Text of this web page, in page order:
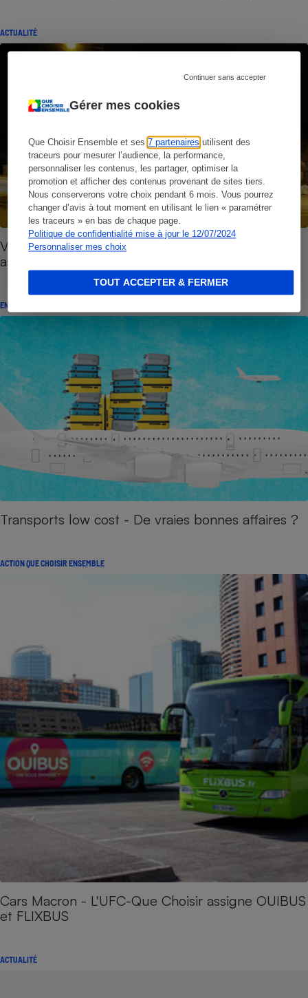
Gérer mes cookies
Que Choisir Ensemble et ses7 partenaires utilisent des
traceurs pour mesurer l’audience, la performance,
personnaliser les contenus, les partager, optimiser la
promotion et afficher des contenus provenant de sites tiers.
Nous conserverons votre choix pendant 6 mois. Vous pourrez
changer d’avis à tout moment en utilisant le lien « paramétrer
les traceurs » en bas de chaque page.
Politique de confidentialité mise à jour le 12/07/2024
Personnaliser mes choix
Continuer sans accepter
TOUT ACCEPTER & FERMER
ACTUALITÉ
Voyageurs oubliés - FlixBus et BlaBlaCar
assument
ENQUÊTE
Transports low cost - De vraies bonnes affaires ?
ACTION QUE CHOISIR ENSEMBLE
Cars Macron - L'UFC-Que Choisir assigne OUIBUS
et FLIXBUS
ACTUALITÉ